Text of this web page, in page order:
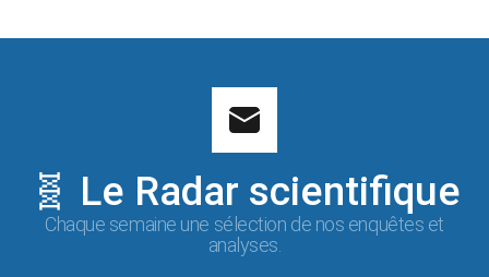
🧬 Le Radar scientifique
Chaque semaine une sélection de nos enquêtes et
analyses.